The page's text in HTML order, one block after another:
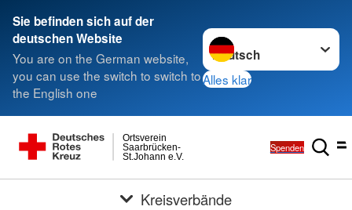
Sie befinden sich auf der
deutschen Website
You are on the German website,
you can use the switch to switch to
the English one
Sprache wechseln zu
Alles klar
St.Johann e.V.
Saarbrücken-
Ortsverein
Spenden
Kreisverbände